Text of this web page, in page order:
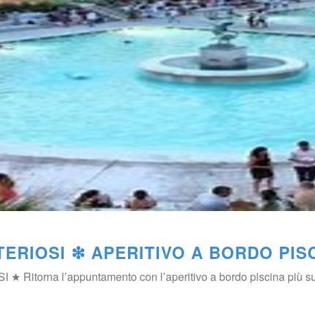
❇ APERITIVO A BORDO
★ Ritorna l’appuntamento con l’aperitivo a bordo piscina più